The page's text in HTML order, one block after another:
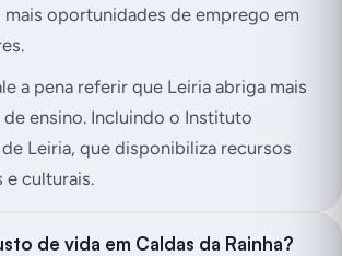
oportunidades de emprego em
a pena referir que Leiria abriga mais
ensino. Incluindo o Instituto
Leiria, que disponibiliza recursos
e culturais.
de vida em Caldas da Rainha?